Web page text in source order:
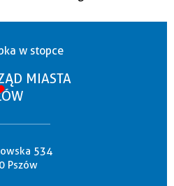
MIASTA
534
Pszów